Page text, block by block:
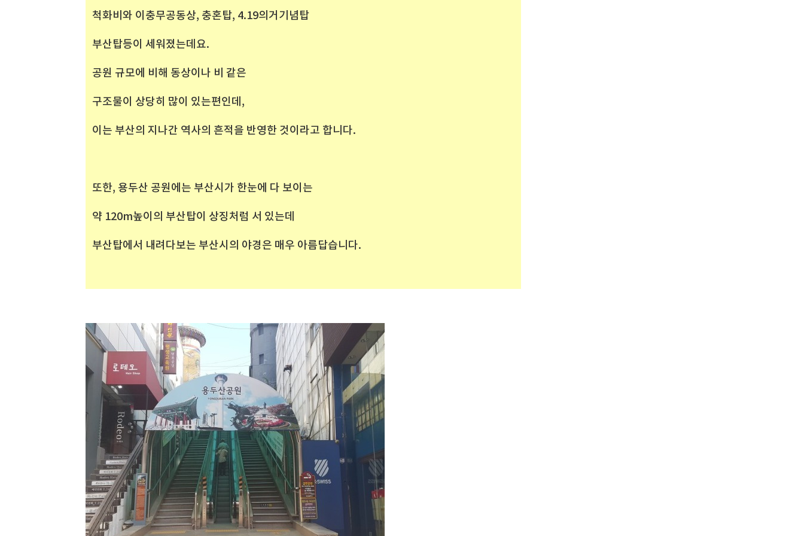
척화비와 이충무공동상, 충혼탑, 4.19의거기념탑
부산탑등이 세워졌는데요.
공원 규모에 비해 동상이나 비 같은
구조물이 상당히 많이 있는편인데,
이는 부산의 지나간 역사의 흔적을 반영한 것이라고 합니다.
또한, 용두산 공원에는 부산시가 한눈에 다 보이는
약 120m높이의 부산탑이 상징처럼 서 있는데
부산탑에서 내려다보는 부산시의 야경은 매우 아름답습니다.